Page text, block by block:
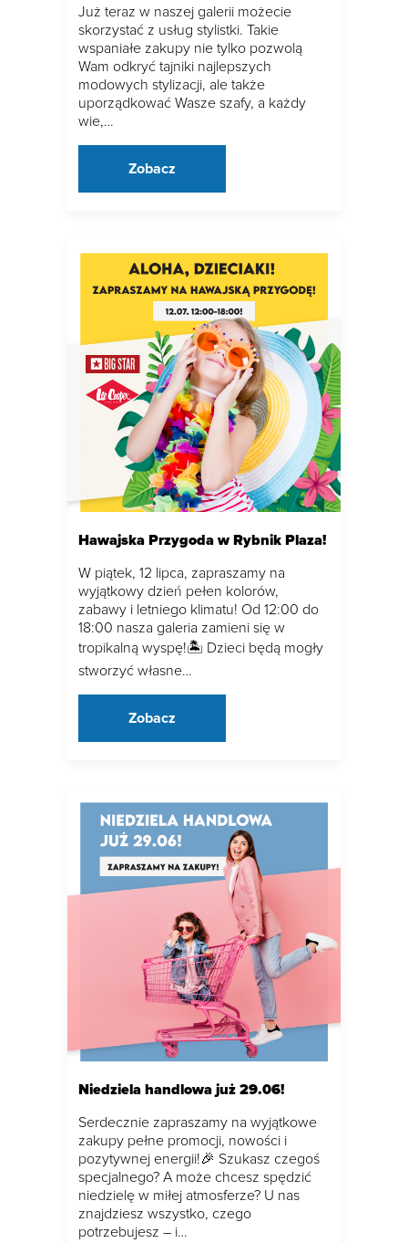
Już teraz w naszej galerii możecie
skorzystać z usług stylistki. Takie
wspaniałe zakupy nie tylko pozwolą
Wam odkryć tajniki najlepszych
modowych stylizacji, ale także
uporządkować Wasze szafy, a każdy
wie,…
Zobacz
Hawajska Przygoda w Rybnik Plaza!
W piątek, 12 lipca, zapraszamy na
wyjątkowy dzień pełen kolorów,
zabawy i letniego klimatu! Od 12:00 do
18:00 nasza galeria zamieni się w
tropikalną wyspę!🏝 Dzieci będą mogły
stworzyć własne…
Zobacz
Niedziela handlowa już 29.06!
Serdecznie zapraszamy na wyjątkowe
zakupy pełne promocji, nowości i
pozytywnej energii!🎉 Szukasz czegoś
specjalnego? A może chcesz spędzić
niedzielę w miłej atmosferze? U nas
znajdziesz wszystko, czego
potrzebujesz – i…